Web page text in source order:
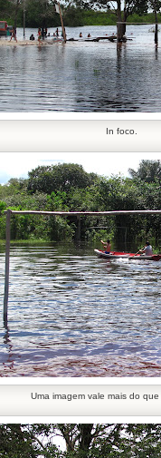
In foco.
Uma imagem vale mais do